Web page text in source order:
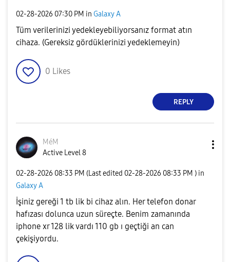
‎02-28-2026 07:30 PM in Galaxy A
Tüm verilerinizi yedekleyebiliyorsanız format atın
cihaza. (Gereksiz gördüklerinizi yedeklemeyin)
0 Likes
REPLY
MéM
Active Level 8
‎02-28-2026 08:33 PM (Last edited ‎02-28-2026 08:33 PM ) in
Galaxy A
İşiniz gereği 1 tb lik bi cihaz alın. Her telefon donar
hafızası dolunca uzun süreçte. Benim zamanında
iphone xr 128 lik vardı 110 gb ı geçtiği an can
çekişiyordu.